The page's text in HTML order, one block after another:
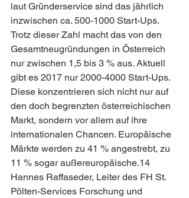
laut Gründerservice sind das jährlich
inzwischen ca. 500-1000 Start-Ups.
Trotz dieser Zahl macht das von den
Gesamtneugründungen in Österreich
nur zwischen 1,5 bis 3 % aus. Aktuell
gibt es 2017 nur 2000-4000 Start-Ups.
Diese konzentrieren sich nicht nur auf
den doch begrenzten österreichischen
Markt, sondern vor allem auf ihre
internationalen Chancen. Europäische
Märkte werden zu 41 % angestrebt, zu
11 % sogar außereuropäische.14
Hannes Raffaseder, Leiter des FH St.
Pölten-Services Forschung und